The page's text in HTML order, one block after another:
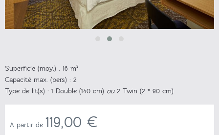
Superficie (moy.) : 16 m²
Capacité max. (pers) : 2
Type de lit(s) : 1 Double (140 cm) ou2 Twin (2 * 90 cm)
A partir de 119,00 €